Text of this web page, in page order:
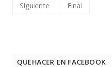
Siguiente
Final
QUEHACER EN FACEBOOK